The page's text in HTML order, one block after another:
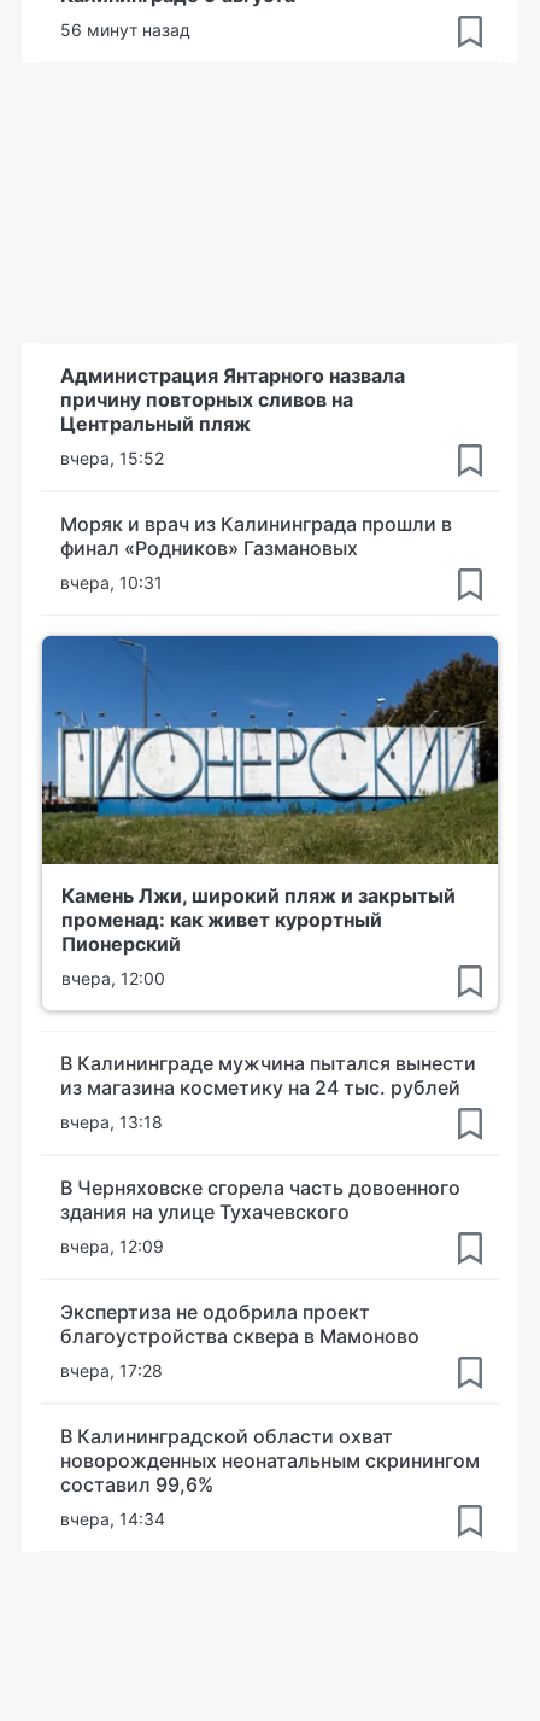
56 минут назад
Администрация Янтарного назвала
причину повторных сливов на
Центральный пляж
вчера, 15:52
Моряк и врач из Калининграда прошли в
финал «Родников» Газмановых
вчера, 10:31
Камень Лжи, широкий пляж и закрытый
променад: как живет курортный
Пионерский
вчера, 12:00
В Калининграде мужчина пытался вынести
из магазина косметику на 24 тыс. рублей
вчера, 13:18
В Черняховске сгорела часть довоенного
здания на улице Тухачевского
вчера, 12:09
Экспертиза не одобрила проект
благоустройства сквера в Мамоново
вчера, 17:28
В Калининградской области охват
новорожденных неонатальным скринингом
составил 99,6%
вчера, 14:34